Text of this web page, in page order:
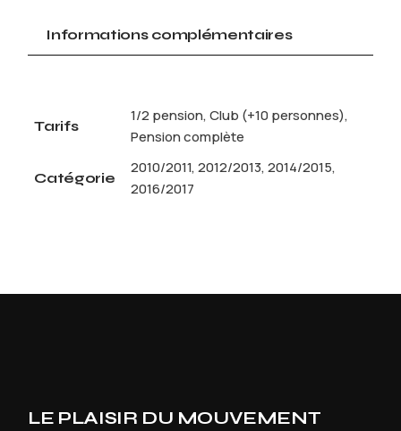
Informations complémentaires
Tarifs
1/2 pension, Club (+10 personnes),
Pension complète
Catégorie
2010/2011, 2012/2013, 2014/2015,
2016/2017
LE PLAISIR DU MOUVEMENT